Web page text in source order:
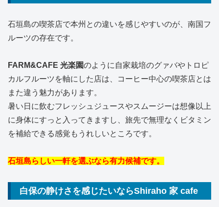
石垣島の喫茶店で本州との違いを感じやすいのが、南国フ
ルーツの存在です。
FARM&CAFE 光楽園のように自家栽培のグァバやトロピ
カルフルーツを軸にした店は、コーヒー中心の喫茶店とは
また違う魅力があります。
暑い日に飲むフレッシュジュースやスムージーは想像以上
に身体にすっと入ってきますし、旅先で無理なくビタミン
を補給できる感覚もうれしいところです。
石垣島らしい一軒を選ぶなら有力候補です。
白保の静けさを感じたいならShiraho 家 cafe